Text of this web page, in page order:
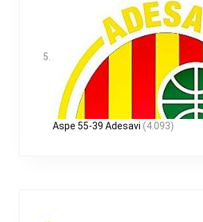
Aspe 55-39 Adesavi (4.093)